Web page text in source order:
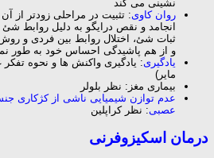
نشینی می کند
روان کاوی: تثبیت در مراحلی زودتر از
انجامد و نقص درایگو به دلیل روابط
ثبات شئ، اختلال روابط بین فردی و
و از هم پاشیدگی احساس خود به طور
یادگیری: یادگیری واکنش ها و نحوه تفکر
مایر)
بیماری مغز: نظر بلولر
عدم توازن شیمیایی ناشی از کژکاری
عصبی: نظر کراپلین
درمان اسکیزوفرنی